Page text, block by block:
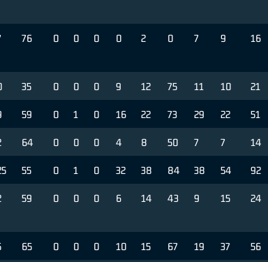
76 0 0 0 0 2 0 7 9 16
35 0 0 0 9 12 75 11 10 21
59 0 1 0 16 22 73 29 22 51
64 0 0 0 4 8 50 7 7 14
55 0 1 0 32 38 84 38 54 92
59 0 0 0 6 14 43 9 15 24
65 0 0 0 10 15 67 19 37 56